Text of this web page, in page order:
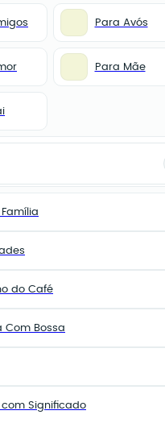
Para Avós
Para Mãe
do Café
Com Bossa
com Significado